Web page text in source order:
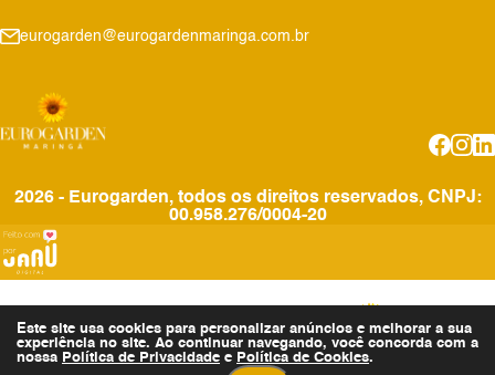
eurogarden@eurogardenmaringa.com.br
2026 - Eurogarden, todos os direitos reservados, CNPJ:
00.958.276/0004-20
Este site usa cookies para personalizar anúncios e melhorar a sua
experiência no site. Ao continuar navegando, você concorda com a
nossa Política de Privacidade e Política de Cookies.
Invista no Eurogarden